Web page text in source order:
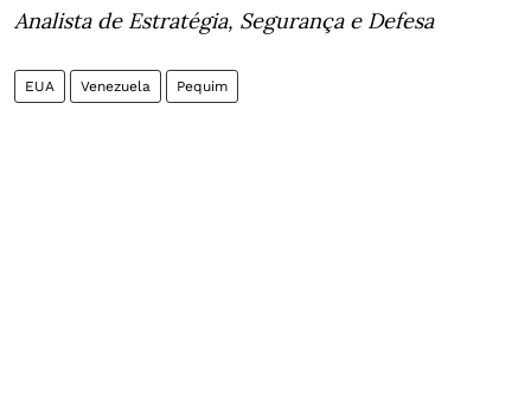
Analista de Estratégia, Segurança e Defesa
EUA Venezuela Pequim